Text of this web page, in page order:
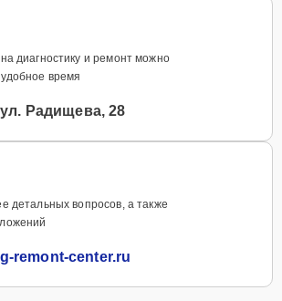
диагностику и ремонт можно
время
ул. Радищева, 28
детальных вопросов, а также
remont-center.ru